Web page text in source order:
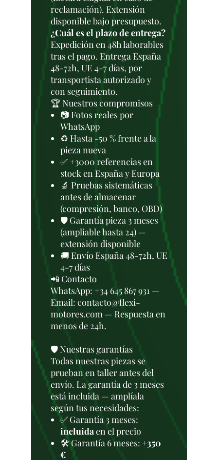
reclamación). Extensión
disponible bajo presupuesto.
¿Cuál es el plazo de entrega?
Expedición en 48h laborables
tras el pago. Entrega España
48-72h, UE 4-7 días, por
transportista autorizado y
con seguimiento.
🏆 Nuestros compromisos
📷 Fotos reales por
WhatsApp
♻️ Hasta -50 % frente a la
pieza nueva
✅ +3000 referencias en
stock en España y Europa
🔬 Pruebas sistemáticas
antes de almacenar
(compresión, banco, OBD)
🛡️ Garantía pieza 3 meses
(ampliable hasta 24) —
extensión disponible
🚚 Envío España 48-72h, UE
4-7 días
📲 Contacto
WhatsApp: +34 645 867 931 —
Email: contacto@flexi-
motores.com — Respuesta en
menos de 24h.
🛡️ Nuestras garantías
Todas nuestras piezas se
prueban en taller antes del
envío. La garantía de 3 meses
está incluida — amplíala
según tus necesidades:
✅ Garantía 3 meses:
incluidaen el precio
🛠️ Garantía 6 meses: +350
€